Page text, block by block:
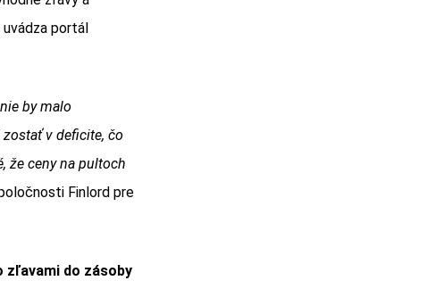
uvádza portál
by malo
v deficite, čo
že ceny na pultoch
Finlord pre
zľavami do zásoby